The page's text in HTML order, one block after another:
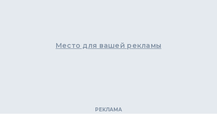
Место для вашей рекламы